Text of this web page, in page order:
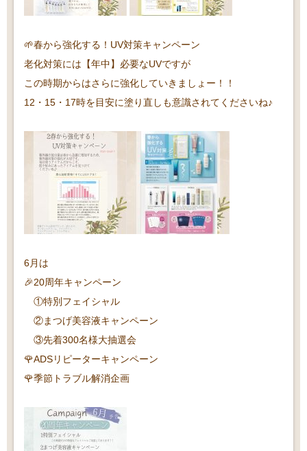
🌱春から強化する！UV対策キャンペーン
老化対策には【年中】必要なUVですが
この時期からはさらに強化していきましょー！！
12・15・17時を目安に塗り直しも意識されてくださいね♪
6月は
🎉20周年キャンペーン
①特別フェイシャル
②まつげ美容液キャンペーン
③先着300名様大抽選会
🌹ADSリピーターキャンペーン
🌹季節トラブル解消企画